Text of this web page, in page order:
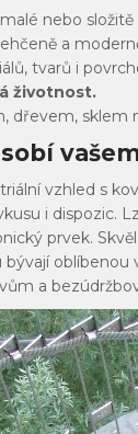
nebo
a
tvarů i
životnost.
dřevem, sklem
vzhled s
i dispozic.
prvek.
a